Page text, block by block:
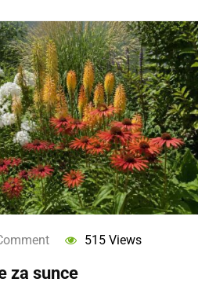
515 Views
za sunce